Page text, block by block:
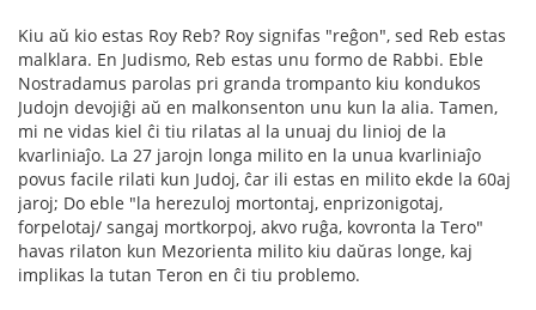
Kiu aŭ kio estas Roy Reb? Roy signifas "reĝon", sed Reb estas
malklara. En Judismo, Reb estas unu formo de Rabbi. Eble
Nostradamus parolas pri granda trompanto kiu kondukos
Judojn devojiĝi aŭ en malkonsenton unu kun la alia. Tamen,
mi ne vidas kiel ĉi tiu rilatas al la unuaj du linioj de la
kvarliniaĵo. La 27 jarojn longa milito en la unua kvarliniaĵo
povus facile rilati kun Judoj, ĉar ili estas en milito ekde la 60aj
jaroj; Do eble "la herezuloj mortontaj, enprizonigotaj,
forpelotaj/ sangaj mortkorpoj, akvo ruĝa, kovronta la Tero"
havas rilaton kun Mezorienta milito kiu daŭras longe, kaj
implikas la tutan Teron en ĉi tiu problemo.